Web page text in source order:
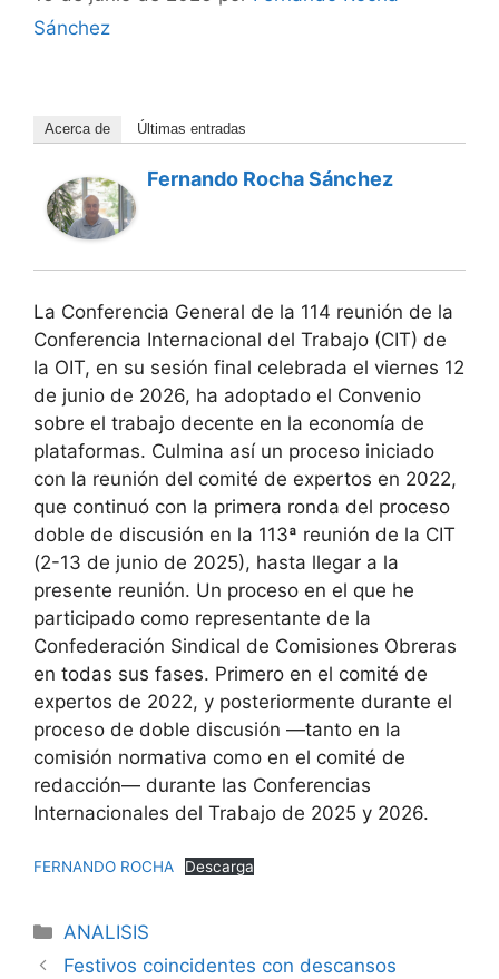
Sánchez
Acerca de Últimas entradas
Fernando Rocha Sánchez
La Conferencia General de la 114 reunión de la
Conferencia Internacional del Trabajo (CIT) de
la OIT, en su sesión final celebrada el viernes 12
de junio de 2026, ha adoptado el Convenio
sobre el trabajo decente en la economía de
plataformas. Culmina así un proceso iniciado
con la reunión del comité de expertos en 2022,
que continuó con la primera ronda del proceso
doble de discusión en la 113ª reunión de la CIT
(2-13 de junio de 2025), hasta llegar a la
presente reunión. Un proceso en el que he
participado como representante de la
Confederación Sindical de Comisiones Obreras
en todas sus fases. Primero en el comité de
expertos de 2022, y posteriormente durante el
proceso de doble discusión —tanto en la
comisión normativa como en el comité de
redacción— durante las Conferencias
Internacionales del Trabajo de 2025 y 2026.
FERNANDO ROCHA Descarga
ANALISIS
Festivos coincidentes con descansos